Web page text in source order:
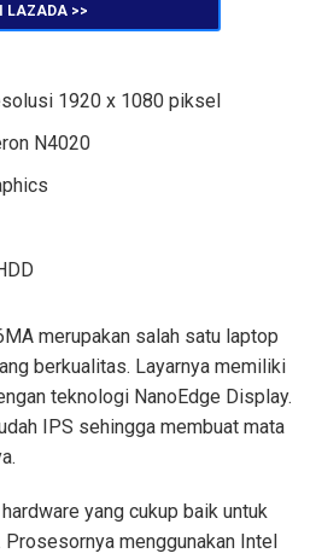
LAZADA >>
1920 x 1080 piksel
N4020
merupakan salah satu laptop
berkualitas. Layarnya memiliki
teknologi NanoEdge Display.
IPS sehingga membuat mata
yang cukup baik untuk
menggunakan Intel